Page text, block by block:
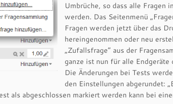
Umbrüche, so dass alle Fragen
werden. Das Seitenmenü
Fragen werden jetzt über das
hereingenommen oder neu
„Zufallsfrage“ aus der
ganze ist nun für alle
Die Änderungen bei Tests
den Einstellungen abgerundet:
als abgeschlossen markiert werden kann bei